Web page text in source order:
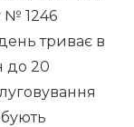
№ 1246
триває в
до 20